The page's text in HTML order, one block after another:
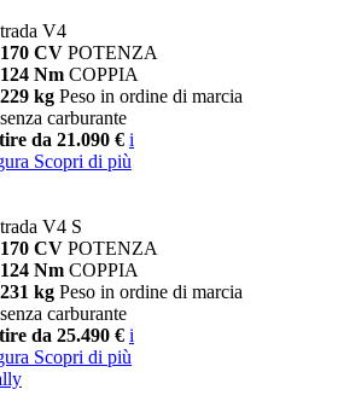
V4
170 CV POTENZA
124 Nm COPPIA
229 kg Peso in ordine di marcia
senza carburante
da 21.090 € i
Scopri di più
V4 S
170 CV POTENZA
124 Nm COPPIA
231 kg Peso in ordine di marcia
senza carburante
da 25.490 € i
Scopri di più